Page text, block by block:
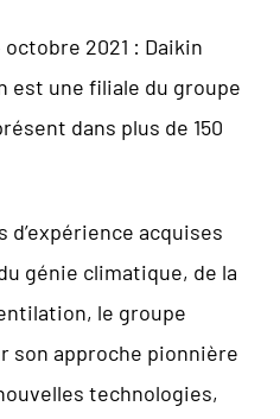
2021 : Daikin
est une filiale du groupe
dans plus de 150
d’expérience acquises
génie climatique, de la
le groupe
son approche pionnière
technologies,